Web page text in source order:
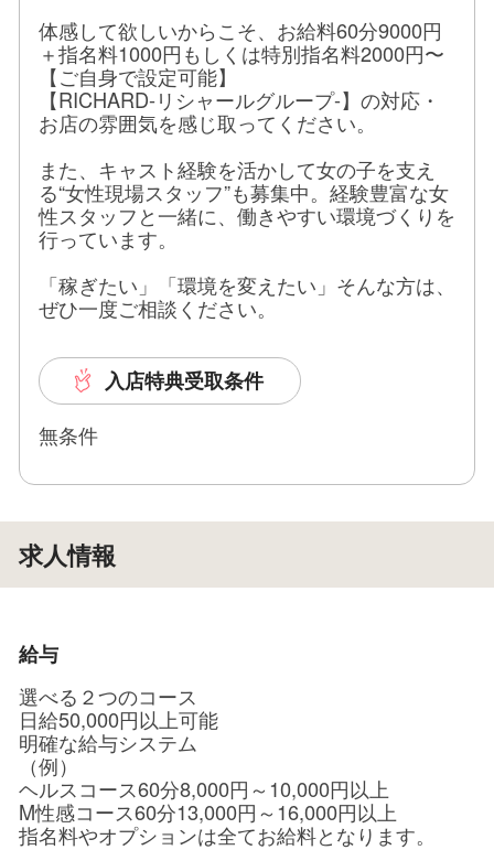
体感して欲しいからこそ、お給料60分9000円
＋指名料1000円もしくは特別指名料2000円〜
【ご自身で設定可能】
【RICHARD-リシャールグループ-】の対応・
お店の雰囲気を感じ取ってください。
また、キャスト経験を活かして女の子を支え
る“女性現場スタッフ”も募集中。経験豊富な女
性スタッフと一緒に、働きやすい環境づくりを
行っています。
​​​​​​​「稼ぎたい」「環境を変えたい」そんな方は、
ぜひ一度ご相談ください。
入店特典受取条件
無条件
求人情報
給与
選べる２つのコース
日給50,000円以上可能
明確な給与システム
（例）
ヘルスコース60分8,000円～10,000円以上
M性感コース60分13,000円～16,000円以上
指名料やオプションは全てお給料となります。